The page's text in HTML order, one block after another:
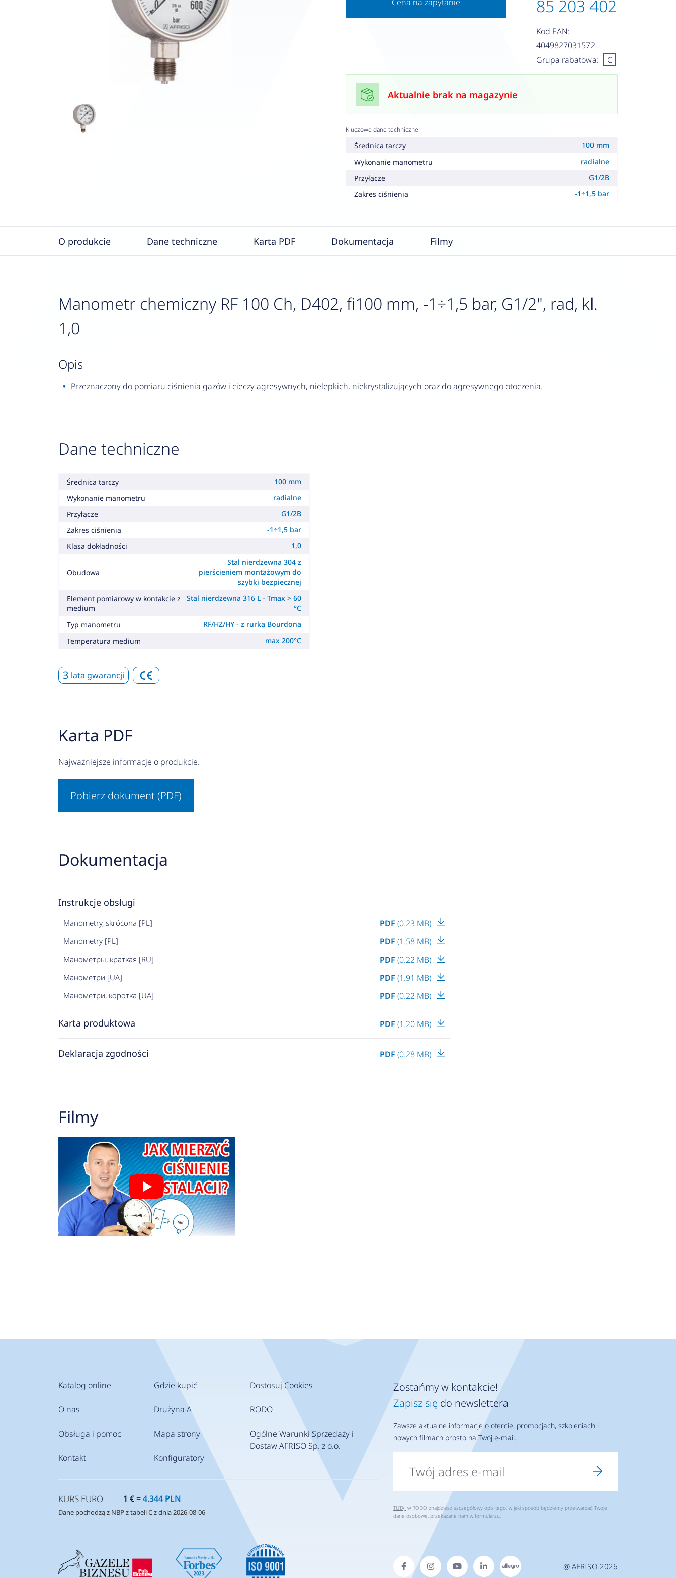
85 203 402
Kod EAN:
4049827031572
Grupa rabatowa:
C
Aktualnie brak na magazynie
Kluczowe dane techniczne
Średnica tarczy
100 mm
Wykonanie manometru
radialne
Przyłącze
G1/2B
Zakres ciśnienia
-1÷1,5 bar
O produkcie Dane techniczne Karta PDF Dokumentacja Filmy
Manometr chemiczny RF 100 Ch, D402, fi100 mm, -1÷1,5 bar, G1/2", rad, kl.
1,0
opis
Przeznaczony do pomiaru ciśnienia gazów i cieczy agresywnych, nielepkich, niekrystalizujących oraz do agresywnego otoczenia.
Dane techniczne
Średnica tarczy
100 mm
Wykonanie manometru
radialne
Przyłącze
G1/2B
Zakres ciśnienia
-1÷1,5 bar
Klasa dokładności
1,0
Obudowa
Stal nierdzewna 304 z
pierścieniem montażowym do
szybki bezpiecznej
Element pomiarowy w kontakcie z
medium
Stal nierdzewna 316 L - Tmax > 60
°C
Typ manometru
RF/HZ/HY - z rurką Bourdona
Temperatura medium
max 200°C
3 lata gwarancji
Karta PDF
Najważniejsze informacje o produkcie.
Pobierz dokument (PDF)
Dokumentacja
Instrukcje obsługi
Manometry, skrócona [PL] PDF (0.23 MB)
Manometry [PL] PDF (1.58 MB)
Манометры, краткая [RU] PDF (0.22 MB)
Манометри [UA] PDF (1.91 MB)
Манометри, коротка [UA] PDF (0.22 MB)
Karta produktowa PDF (1.20 MB)
Deklaracja zgodności PDF (0.28 MB)
Filmy
Katalog online
O nas
Obsługa i pomoc
Kontakt
Gdzie kupić
Drużyna A
Mapa strony
Konfiguratory
Dostosuj Cookies
RODO
Ogólne Warunki Sprzedaży i
Dostaw AFRISO Sp. z o.o.
Zostańmy w kontakcie!
Zapisz się do newslettera
Zawsze aktualne informacje o ofercie, promocjach, szkoleniach i
nowych filmach prosto na Twój e-mail.
TUTAJ w RODO znajdziesz szczegółowy opis tego, w jaki sposób będziemy przetwarzać Twoje
dane osobowe, przekazane nam w formularzu.
KURS EURO 1 € =4.344 PLN
Dane pochodzą z NBP z tabeli C z dnia 2026-08-06
@ AFRISO 2026